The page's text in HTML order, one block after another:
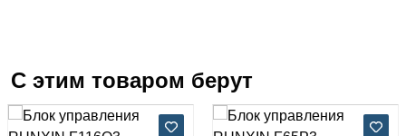
С этим товаром берут